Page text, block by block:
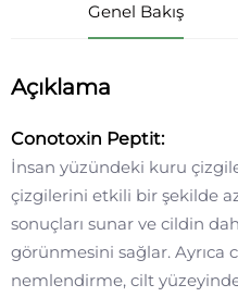
Genel Bakış
Açıklama
Conotoxin Peptit:
İnsan yüzündeki kuru
çizgilerini etkili bir şekilde
sonuçları sunar ve cildin
görünmesini sağlar.
nemlendirme, cilt